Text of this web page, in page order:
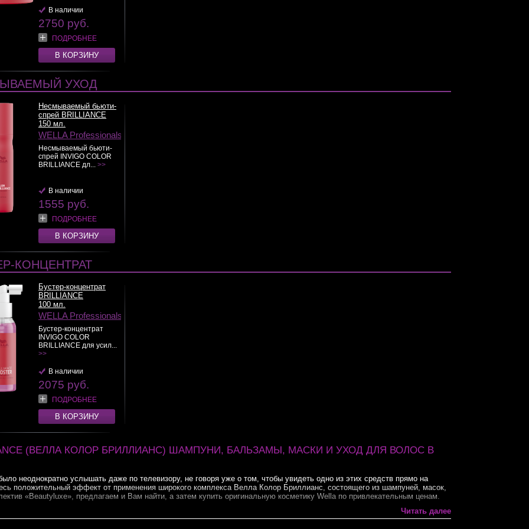
В наличии
2750 руб.
ПОДРОБНЕЕ
В КОРЗИНУ
УХОД
Несмываемый бьюти-
спрей BRILLIANCE
150 мл.
WELLA Professionals
Несмываемый бьюти-
спрей INVIGO COLOR
BRILLIANCE дл... >>
В наличии
1555 руб.
ПОДРОБНЕЕ
В КОРЗИНУ
КОНЦЕНТРАТ
Бустер-концентрат
BRILLIANCE
100 мл.
WELLA Professionals
Бустер-концентрат
INVIGO COLOR
BRILLIANCE для усил...
>>
В наличии
2075 руб.
ПОДРОБНЕЕ
В КОРЗИНУ
(ВЕЛЛА КОЛОР БРИЛЛИАНС) ШАМПУНИ, БАЛЬЗАМЫ, МАСКИ И УХОД ДЛЯ ВОЛОС В
неоднократно услышать даже по телевизору, не говоря уже о том, чтобы увидеть одно из этих средств прямо на
положительный эффект от применения широкого комплекса Велла Колор Бриллианс, состоящего из шампуней, масок,
«Beautyluxe», предлагаем и Вам найти, а затем купить оригинальную косметику Wella по привлекательным ценам.
Читать далее